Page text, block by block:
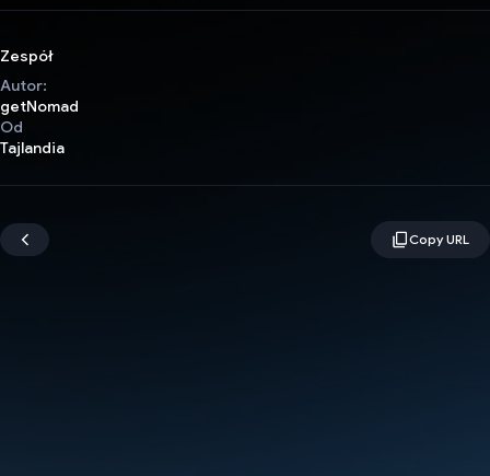
Zespół
Autor:
getNomad
Od
Tajlandia